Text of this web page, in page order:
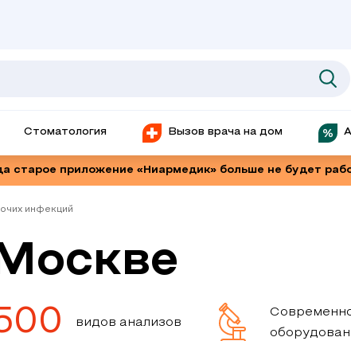
Стоматология Вызов врача на дом
старое приложение «Ниармедик» больше не будет
инфекций
видов анализов